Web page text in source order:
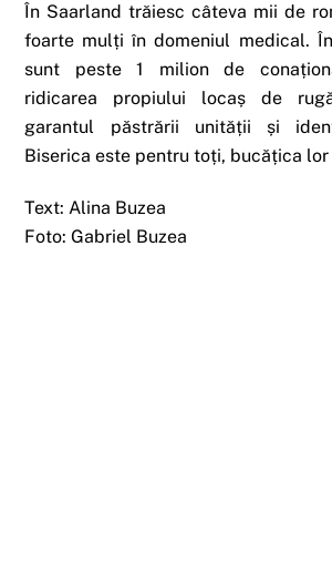
În Saarland trăiesc câteva mii de
foarte mulți în domeniul medical.
sunt peste 1 milion de
ridicarea propiului locaș de
garantul păstrării unității și
Biserica este pentru toți, bucățica lor
Text: Alina Buzea
Foto: Gabriel Buzea